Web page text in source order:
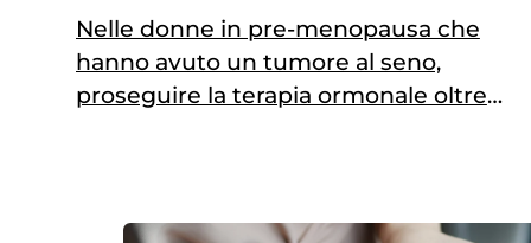
Nelle donne in pre-menopausa che
hanno avuto un tumore al seno,
proseguire la terapia ormonale oltre i
pubblicato dalla prestigiosa rivista